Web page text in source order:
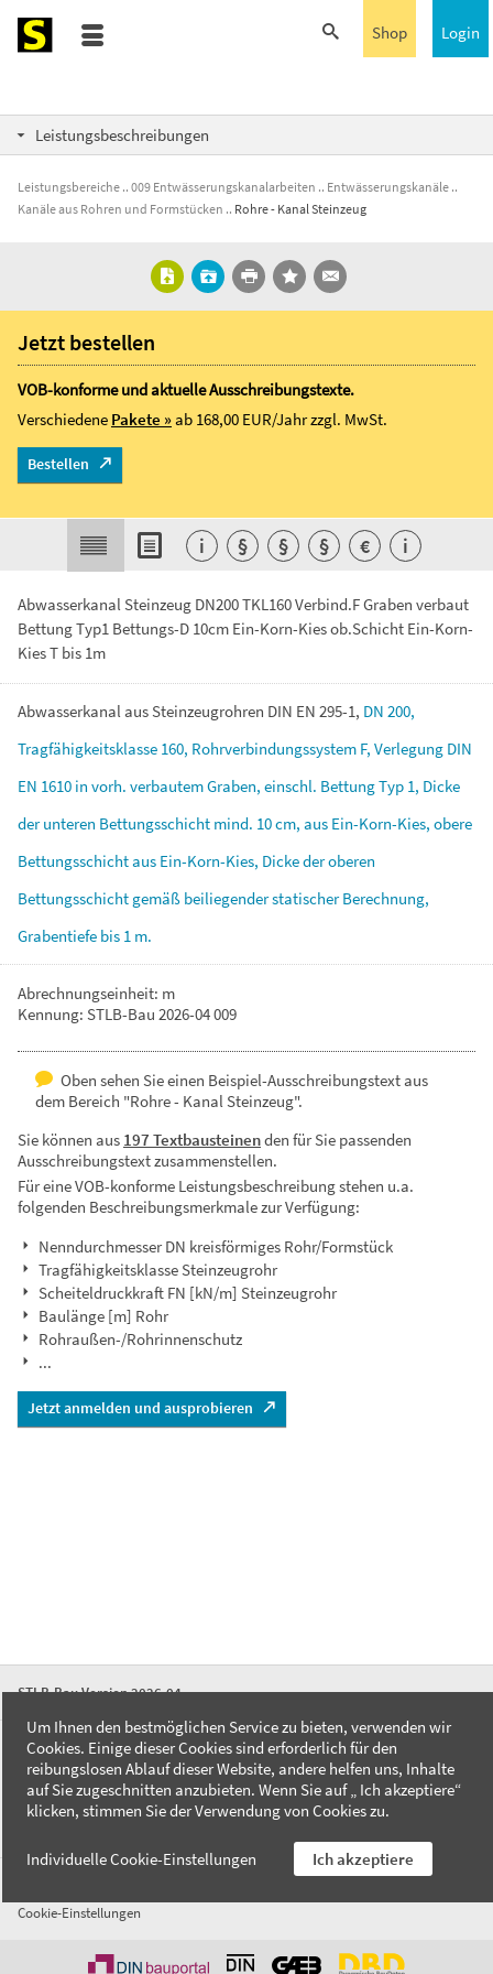
Login
Shop
Leistungsbeschreibungen
Leistungsbereiche 009 Entwässerungskanalarbeiten
Entwässerungskanäle
Kanäle aus Rohren und Formstücken
Rohre - Kanal Steinzeug
Abwasserkanal Steinzeug DN200 TKL160 Verbind.F Graben verbaut
Bettung Typ1 Bettungs-D 10cm Ein-Korn-Kies ob.Schicht Ein-Korn-
Kies T bis 1m
AbwasserkanalausSteinzeugrohren DIN EN 295-1, DN 200,
Tragfähigkeitsklasse 160, Rohrverbindungssystem F, Verlegung DIN
EN 1610 in vorh. verbautemGraben, einschl. BettungTyp 1, Dicke
derunteren Bettungsschicht mind. 10cm, aus Ein-Korn-Kies, obere
Bettungsschichtaus Ein-Korn-Kies, Dickederoberen
Bettungsschicht gemäß beiliegenderstatischerBerechnung,
Grabentiefe bis 1 m.
Abrechnungseinheit: m
Kennung: STLB-Bau 2026-04 009
Oben sehen Sie einen Beispiel-Ausschreibungstext aus
dem Bereich "Rohre - Kanal Steinzeug".
Sie können aus 197 Textbausteinenden für Sie passenden
Ausschreibungstext zusammenstellen.
Für eine VOB-konforme Leistungsbeschreibung stehen u.a.
folgenden Beschreibungsmerkmale zur Verfügung:
Nenndurchmesser DN kreisförmiges Rohr/Formstück
Tragfähigkeitsklasse Steinzeugrohr
Scheiteldruckkraft FN [kN/m] Steinzeugrohr
Baulänge [m] Rohr
Rohraußen-/Rohrinnenschutz
...
Jetzt anmelden und ausprobieren
Jetzt bestellen
VOB-konforme und aktuelle Ausschreibungstexte.
Verschiedene Pakete »ab 168,00 EUR/Jahrzzgl. MwSt.
Bestellen
i § § § € i
STLB-Bau Version 2026-04
FAQ
Kontakt
Datenschutzerklärung
Cookie-Einstellungen
Um Ihnen den bestmöglichen Service zu bieten, verwenden wir
Cookies. Einige dieser Cookies sind erforderlich für den
reibungslosen Ablauf dieser Website, andere helfen uns, Inhalte
auf Sie zugeschnitten anzubieten. Wenn Sie auf „ Ich akzeptiere“
klicken, stimmen Sie der Verwendung von Cookies zu.
Individuelle Cookie-Einstellungen Ich akzeptiere